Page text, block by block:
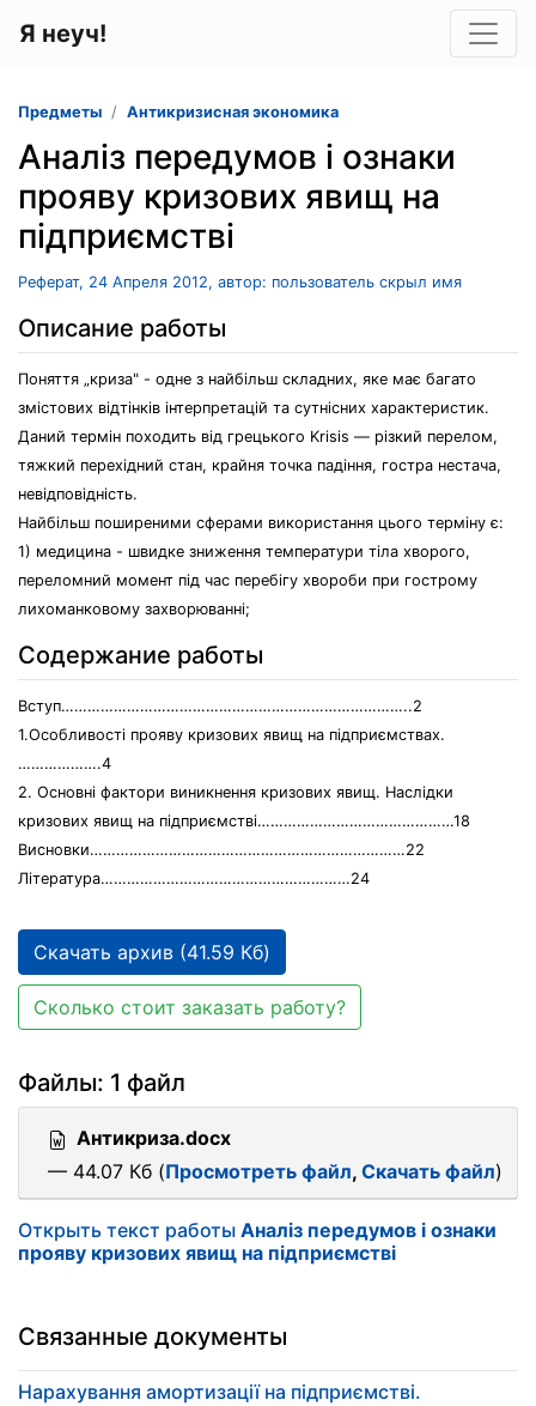
Я неуч!
Предметы Антикризисная экономика
Аналіз передумов і ознаки
прояву кризових явищ на
підприємстві
Реферат, 24 Апреля 2012, автор: пользователь скрыл имя
Описание работы
Поняття „криза" - одне з найбільш складних, яке має багато
змістових відтінків інтерпретацій та сутнісних характеристик.
Даний термін походить від грецького Krisis — різкий перелом,
тяжкий перехідний стан, крайня точка падіння, гостра нестача,
невідповідність.
Найбільш поширеними сферами використання цього терміну є:
1) медицина - швидке зниження температури тіла хворого,
переломний момент під час перебігу хвороби при гострому
лихоманковому захворюванні;
Содержание работы
Вступ……………………………………………………………………..2
1.Особливості прояву кризових явищ на підприємствах.
……………….4
2. Основні фактори виникнення кризових явищ. Наслідки
кризових явищ на підприємстві………………………………………18
Висновки………………………………………………………………22
Література…………………………………………………24
Скачать архив (41.59 Кб)
Сколько стоит заказать работу?
Файлы: 1 файл
Антикриза.docx
— 44.07 Кб (Просмотреть файл, Скачать файл)
Открыть текст работы Аналіз передумов і ознаки
прояву кризових явищ на підприємстві
Связанные документы
Нарахування амортизації на підприємстві.